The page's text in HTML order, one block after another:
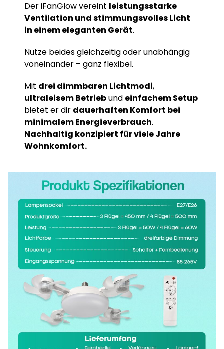
Der iFanGlow vereint leistungsstarke
Ventilation und stimmungsvolles Licht
in einem eleganten Gerät.
Nutze beides gleichzeitig oder unabhängig
voneinander – ganz flexibel.
Mit drei dimmbaren Lichtmodi,
ultraleisem Betriebund einfachem Setup
bietet er dir dauerhaften Komfort bei
minimalem Energieverbrauch.
Nachhaltig konzipiert für viele Jahre
Wohnkomfort.